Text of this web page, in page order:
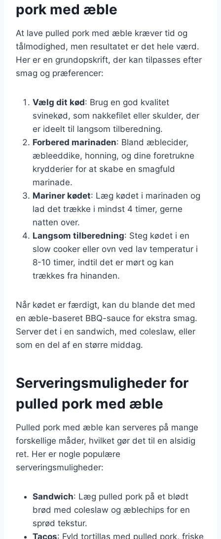
pork med æble
At lave pulled pork med æble kræver tid og
tålmodighed, men resultatet er det hele værd.
Her er en grundopskrift, der kan tilpasses efter
smag og præferencer:
Vælg dit kød: Brug en god kvalitet
svinekød, som nakkefilet eller skulder, der
er ideelt til langsom tilberedning.
Forbered marinaden: Bland æblecider,
æbleeddike, honning, og dine foretrukne
krydderier for at skabe en smagfuld
marinade.
Mariner kødet: Læg kødet i marinaden og
lad det trække i mindst 4 timer, gerne
natten over.
Langsom tilberedning: Steg kødet i en
slow cooker eller ovn ved lav temperatur i
8-10 timer, indtil det er mørt og kan
trækkes fra hinanden.
Når kødet er færdigt, kan du blande det med
en æble-baseret BBQ-sauce for ekstra smag.
Server det i en sandwich, med coleslaw, eller
som en del af en større middag.
Serveringsmuligheder for
pulled pork med æble
Pulled pork med æble kan serveres på mange
forskellige måder, hvilket gør det til en alsidig
ret. Her er nogle populære
serveringsmuligheder:
Sandwich: Læg pulled pork på et blødt
brød med coleslaw og æblechips for en
sprød tekstur.
Tacos: Fyld tortillas med pulled pork, friske